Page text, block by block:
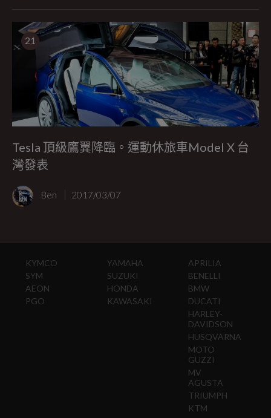
21
Tesla 頂級鷹翼降臨。運動休旅車Model X 台
灣發表
Ben 2017/03/07
KYMCO
SYM
AEON
PGO
YAMAHA
SUZUKI
HONDA
KAWASAKI
APRILIA
BENELLI
BMW
DUCATI
HARLEY-
DAVIDSON
HUSQVARNA
MOTO
GUZZI
MV
AGUSTA
TRIUMPH
KTM